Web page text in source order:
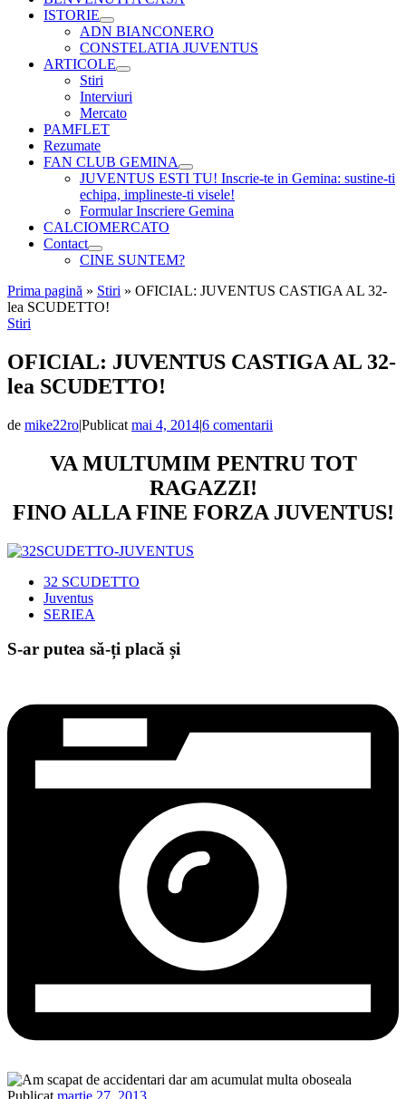
ISTORIE
ADN BIANCONERO
CONSTELATIA JUVENTUS
ARTICOLE
Stiri
Interviuri
Mercato
PAMFLET
Rezumate
FAN CLUB GEMINA
JUVENTUS ESTI TU! Inscrie-te in Gemina: sustine-ti
echipa, implineste-ti visele!
Formular Inscriere Gemina
CALCIOMERCATO
Contact
CINE SUNTEM?
Prima pagină » Stiri » OFICIAL: JUVENTUS CASTIGA AL 32-
lea SCUDETTO!
Stiri
OFICIAL: JUVENTUS CASTIGA AL 32-
lea SCUDETTO!
de mike22ro|Publicat mai 4, 2014|6 comentarii
VA MULTUMIM PENTRU TOT
RAGAZZI!
FINO ALLA FINE FORZA JUVENTUS!
32 SCUDETTO
Juventus
SERIEA
S-ar putea să-ți placă și
Publicat martie 27, 2013